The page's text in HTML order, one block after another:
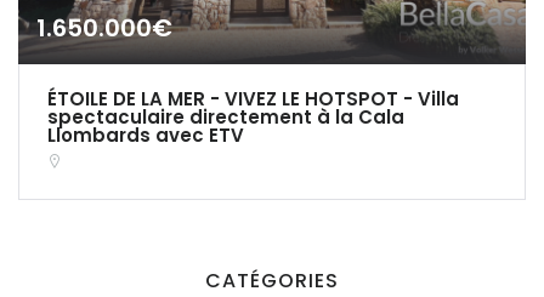
|-Albacete
|-Cuenca
|-Guadalajara
|-Toledo
1.650.000€
ÉTOILE DE LA MER - VIVEZ LE HOTSPOT - Villa
spectaculaire directement à la Cala
Llombards avec ETV
CATÉGORIES